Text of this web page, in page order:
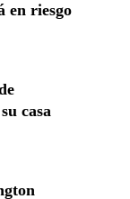
en riesgo
casa